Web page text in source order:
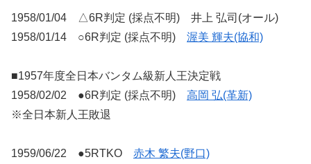
1958/01/04 △6R判定 (採点不明) 井上 弘司(オール)
1958/01/14 ○6R判定 (採点不明) 渥美 輝夫(協和)
■1957年度全日本バンタム級新人王決定戦
1958/02/02 ●6R判定 (採点不明) 高岡 弘(革新)
※全日本新人王敗退
1959/06/22 ●5RTKO 赤木 繁夫(野口)